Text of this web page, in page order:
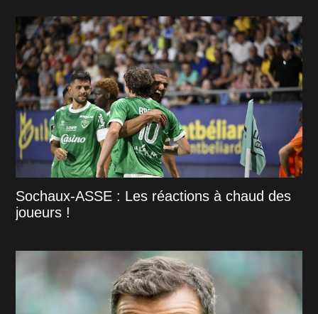
Sochaux-ASSE : Les réactions à chaud des
joueurs !